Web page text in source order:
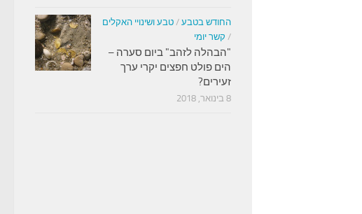
החודש בטבע / טבע ושינויי האקלים
/ קשר יומי
"הבהלה לזהב" ביום סערה –
הים פולט חפצים יקרי ערך
זעירים?
8 בינואר, 2018